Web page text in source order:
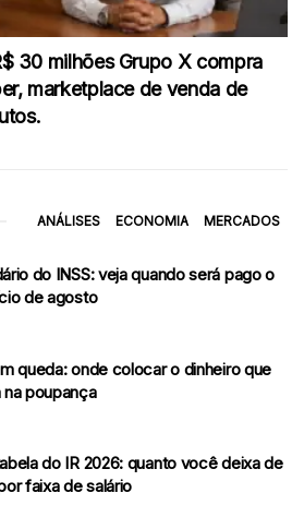
30 milhões Grupo X compra
marketplace de venda de
ANÁLISES ECONOMIA MERCADOS
do INSS: veja quando será pago o
de agosto
queda: onde colocar o dinheiro que
poupança
do IR 2026: quanto você deixa de
faixa de salário